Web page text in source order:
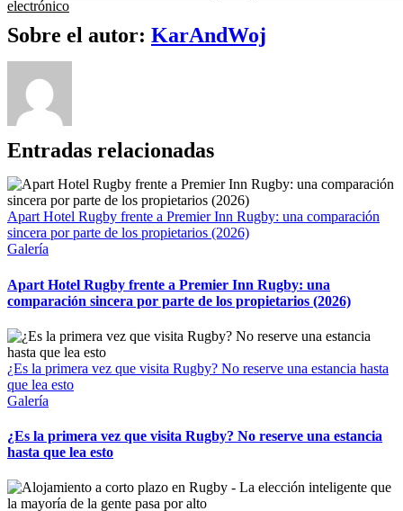
electrónico
Sobre el autor: KarAndWoj
Entradas relacionadas
Apart Hotel Rugby frente a Premier Inn Rugby: una comparación
sincera por parte de los propietarios (2026)
Galería
Apart Hotel Rugby frente a Premier Inn Rugby: una
comparación sincera por parte de los propietarios (2026)
¿Es la primera vez que visita Rugby? No reserve una estancia hasta
que lea esto
Galería
¿Es la primera vez que visita Rugby? No reserve una estancia
hasta que lea esto